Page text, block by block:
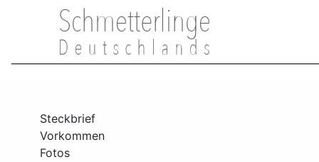
Steckbrief
Vorkommen
Fotos